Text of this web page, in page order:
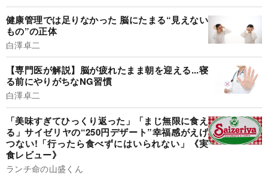
健康管理では足りなかった 脳にたまる“見えない
もの”の正体
白澤卓二
【専門医が解説】脳が疲れたまま朝を迎える...寝
る前にやりがちなNG習慣
白澤卓二
「美味すぎてひっくり返った」「まじ無限に食え
る」サイゼリヤの“250円デザート”幸福感がえげ
つない!「行ったら食べずにはいられない」《実
食レビュー》
ランチ命の山盛くん